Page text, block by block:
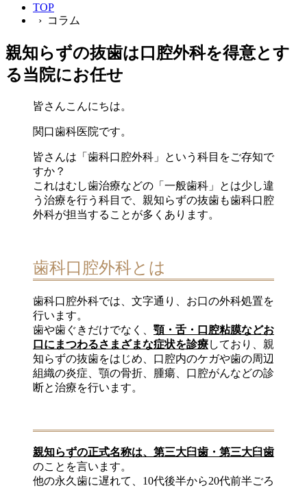
TOP
› コラム
親知らずの抜歯は口腔外科を得意とす
る当院にお任せ
皆さんこんにちは。
関口歯科医院です。
皆さんは「歯科口腔外科」という科目をご存知で
すか？
これはむし歯治療などの「一般歯科」とは少し違
う治療を行う科目で、親知らずの抜歯も歯科口腔
外科が担当することが多くあります。
歯科口腔外科とは
歯科口腔外科では、文字通り、お口の外科処置を
行います。
歯や歯ぐきだけでなく、 顎・舌・口腔粘膜などお
口にまつわるさまざまな症状を診療しており、親
知らずの抜歯をはじめ、口腔内のケガや歯の周辺
組織の炎症、顎の骨折、腫瘍、口腔がんなどの診
断と治療を行います。
親知らずの正式名称は、第三大臼歯・第三大臼歯
のことを言います。
他の永久歯に遅れて、10代後半から20代前半ごろ